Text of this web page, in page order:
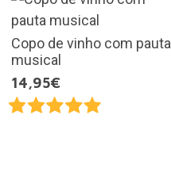
Copo de vinho com pauta
musical
14,95€